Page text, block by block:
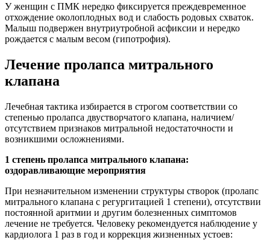
У женщин с ПМК нередко фиксируется преждевременное
отхождение околоплодных вод и слабость родовых схваток.
Малыш подвержен внутриутробной асфиксии и нередко
рождается с малым весом (гипотрофия).
Лечение пролапса митрального
клапана
Лечебная тактика избирается в строгом соответствии со
степенью пролапса двустворчатого клапана, наличием/
отсутствием признаков митральной недостаточности и
возникшими осложнениями.
1 степень пролапса митрального клапана:
оздоравливающие мероприятия
При незначительном изменении структуры створок (пролапс
митрального клапана с регургитацией 1 степени), отсутствии
постоянной аритмии и другим болезненных симптомов
лечение не требуется. Человеку рекомендуется наблюдение у
кардиолога 1 раз в год и коррекция жизненных устоев: